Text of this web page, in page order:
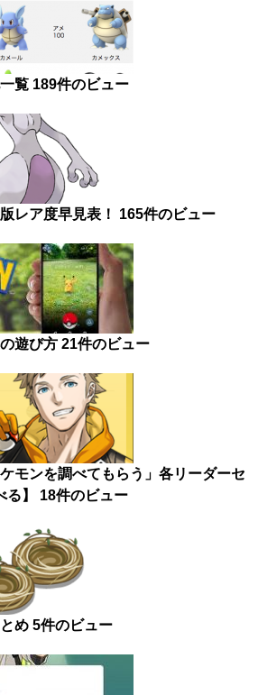
覧 189件のビュー
レア度早見表！ 165件のビュー
遊び方 21件のビュー
モンを調べてもらう」各リーダーセ
】
18件のビュー
め 5件のビュー